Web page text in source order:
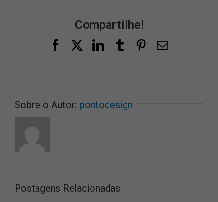
Compartilhe!
FacebookLinkedInTumblrPinterest
E-
Sobre o Autor: pontodesign
Postagens Relacionadas